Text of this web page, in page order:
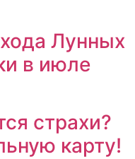
Лунных
в июле
страхи?
карту!